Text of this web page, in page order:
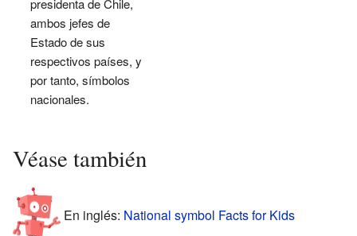
ambos jefes de
Estado de sus
respectivos países, y
por tanto, símbolos
nacionales.
Véase también
En inglés: National symbol Facts for Kids